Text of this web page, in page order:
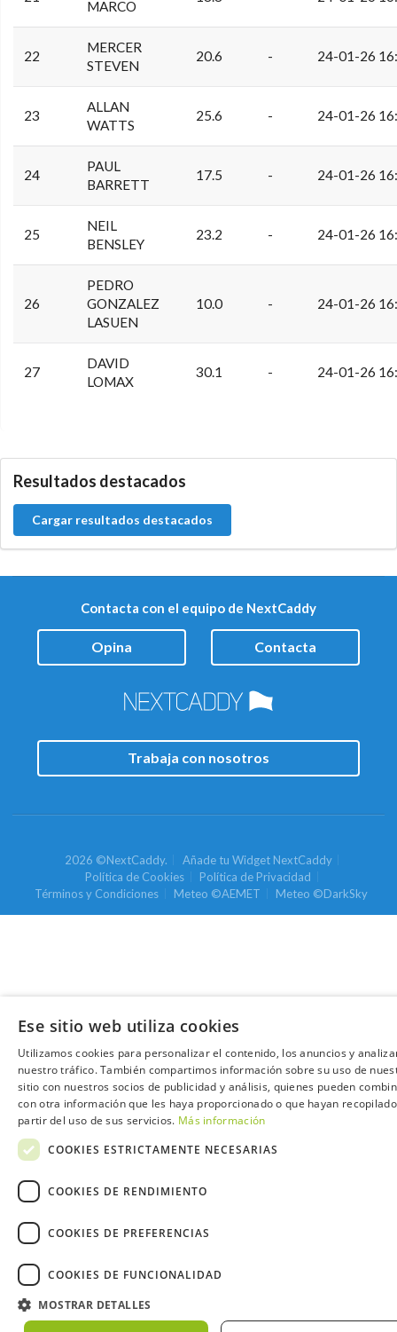
MARCO
22
MERCER
STEVEN
20.6 - 24-01-26
23
ALLAN
WATTS
25.6 - 24-01-26
24
PAUL
BARRETT
17.5 - 24-01-26
25
NEIL
BENSLEY
23.2 - 24-01-26
26
PEDRO
GONZALEZ
LASUEN
10.0 - 24-01-26
27
DAVID
LOMAX
30.1 - 24-01-26
Resultados destacados
Cargar resultados destacados
Contacta con el equipo de NextCaddy
Opina Contacta
Trabaja con nosotros
2026 ©NextCaddy.
Añade tu Widget NextCaddy
Política de Cookies
Política de Privacidad
Términos y Condiciones
Meteo ©AEMET Meteo ©DarkSky
Ese sitio web utiliza cookies
Utilizamos cookies para personalizar el contenido, los anuncios y
nuestro tráfico. También compartimos información sobre su uso de
sitio con nuestros socios de publicidad y análisis, quienes pueden
con otra información que les haya proporcionado o que hayan
partir del uso de sus servicios. Más información
COOKIES ESTRICTAMENTE NECESARIAS
COOKIES DE RENDIMIENTO
COOKIES DE PREFERENCIAS
COOKIES DE FUNCIONALIDAD
MOSTRAR DETALLES